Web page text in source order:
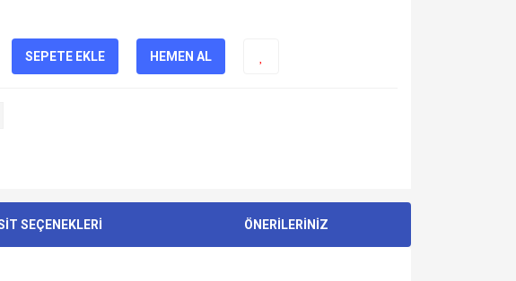
SEPETE EKLE HEMEN AL
SEÇENEKLERİ ÖNERİLERİNİZ